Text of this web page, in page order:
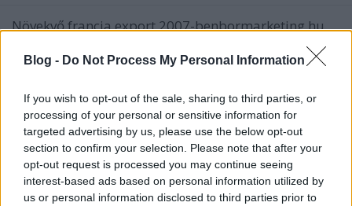
Blog - Do Not Process My Personal Information
If you wish to opt-out of the sale, sharing to third parties, or
processing of your personal or sensitive information for
targeted advertising by us, please use the below opt-out
section to confirm your selection. Please note that after your
opt-out request is processed you may continue seeing
interest-based ads based on personal information utilized by
us or personal information disclosed to third parties prior to
Növekvő francia export 2007-benbormarketing.hu,
2008-01-11A francia borok és alkoholok exportjának
értéke meghaladta a 9 milliárd eurót 2007-ben.Az
milliárd euró közé tehető, ami 2006-hoz képest 9%-
os emelkedést…
Bozsolébalhé
Wine T. Ester•2007. december 17.